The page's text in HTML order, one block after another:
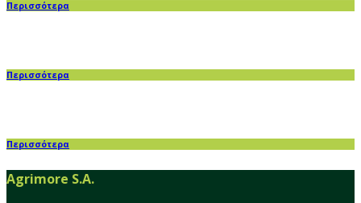
Περισσότερα
Περισσότερα
Περισσότερα
Agrimore S.A.